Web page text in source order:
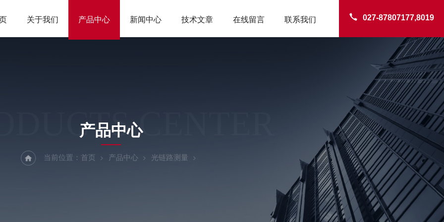
027-87807177,8019
关于我们 产品中心 新闻中心 技术文章 在线留言 联系我们
CENTER
产品中心
当前位置： 首页 产品中心 光链路测量